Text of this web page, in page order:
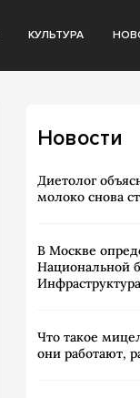
КУЛЬТУРА
Новости
Диетолог
молоко снова
В Москве
Национальной
Что такое
они работают,